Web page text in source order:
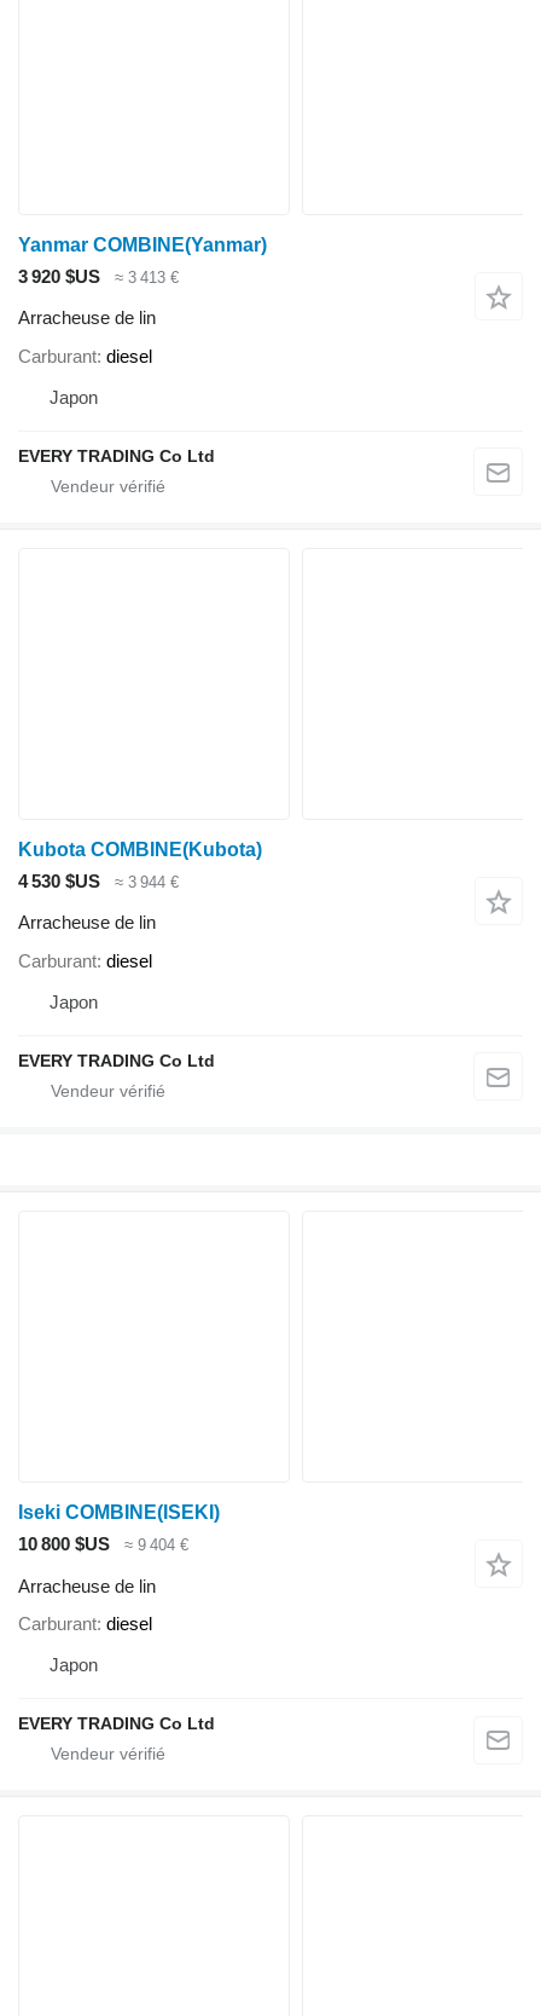
Yanmar COMBINE(Yanmar)
3 920 $US
≈ 3 413 €
Arracheuse de lin
Carburant diesel
Japon
EVERY TRADING Co Ltd
Kubota COMBINE(Kubota)
4 530 $US
≈ 3 944 €
Arracheuse de lin
Carburant diesel
Japon
EVERY TRADING Co Ltd
Iseki COMBINE(ISEKI)
10 800 $US
≈ 9 404 €
Arracheuse de lin
Carburant diesel
Japon
EVERY TRADING Co Ltd